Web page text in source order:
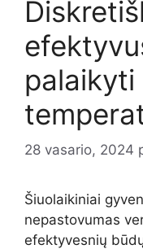
palaikyti
28 vasario, 2024
Šiuolaikiniai
nepastovumas
efektyvesnių